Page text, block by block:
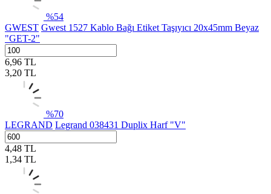
%54
GWEST Gwest 1527 Kablo Bağı Etiket Taşıyıcı 20x45mm Beyaz
"GET-2"
6,96 TL
3,20 TL
%70
LEGRAND Legrand 038431 Duplix Harf "V"
4,48 TL
1,34 TL